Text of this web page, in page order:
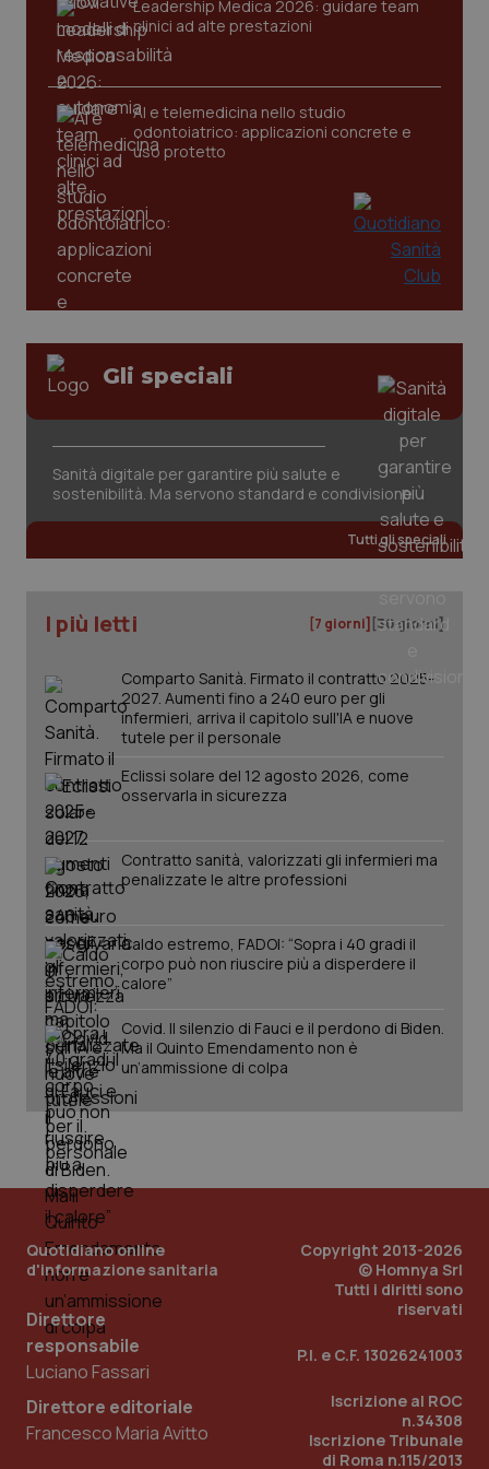
Leadership Medica 2026: guidare team
clinici ad alte prestazioni
AI e telemedicina nello studio
odontoiatrico: applicazioni concrete e
uso protetto
Gli speciali
Sanità digitale per garantire più salute e
sostenibilità. Ma servono standard e condivisione
Tutti gli speciali
I più letti [7 giorni] [30 giorni]
Comparto Sanità. Firmato il contratto 2025-
2027. Aumenti fino a 240 euro per gli
infermieri, arriva il capitolo sull'IA e nuove
tutele per il personale
Eclissi solare del 12 agosto 2026, come
osservarla in sicurezza
Contratto sanità, valorizzati gli infermieri ma
penalizzate le altre professioni
Caldo estremo, FADOI: “Sopra i 40 gradi il
corpo può non riuscire più a disperdere il
calore”
Covid. Il silenzio di Fauci e il perdono di Biden.
Ma il Quinto Emendamento non è
un’ammissione di colpa
Quotidiano online
d'informazione sanitaria
Direttore
responsabile
Luciano Fassari
Direttore editoriale
Francesco Maria Avitto
Copyright 2013-2026
© Homnya Srl
Tutti i diritti sono
riservati
P.I. e C.F. 13026241003
Iscrizione al ROC
n.34308
Iscrizione Tribunale
di Roma n.115/2013
tracking-sites-ironfish-
session-id
www.quotidianosanita.it
PHPSESSID
www.quotidianosanita.it